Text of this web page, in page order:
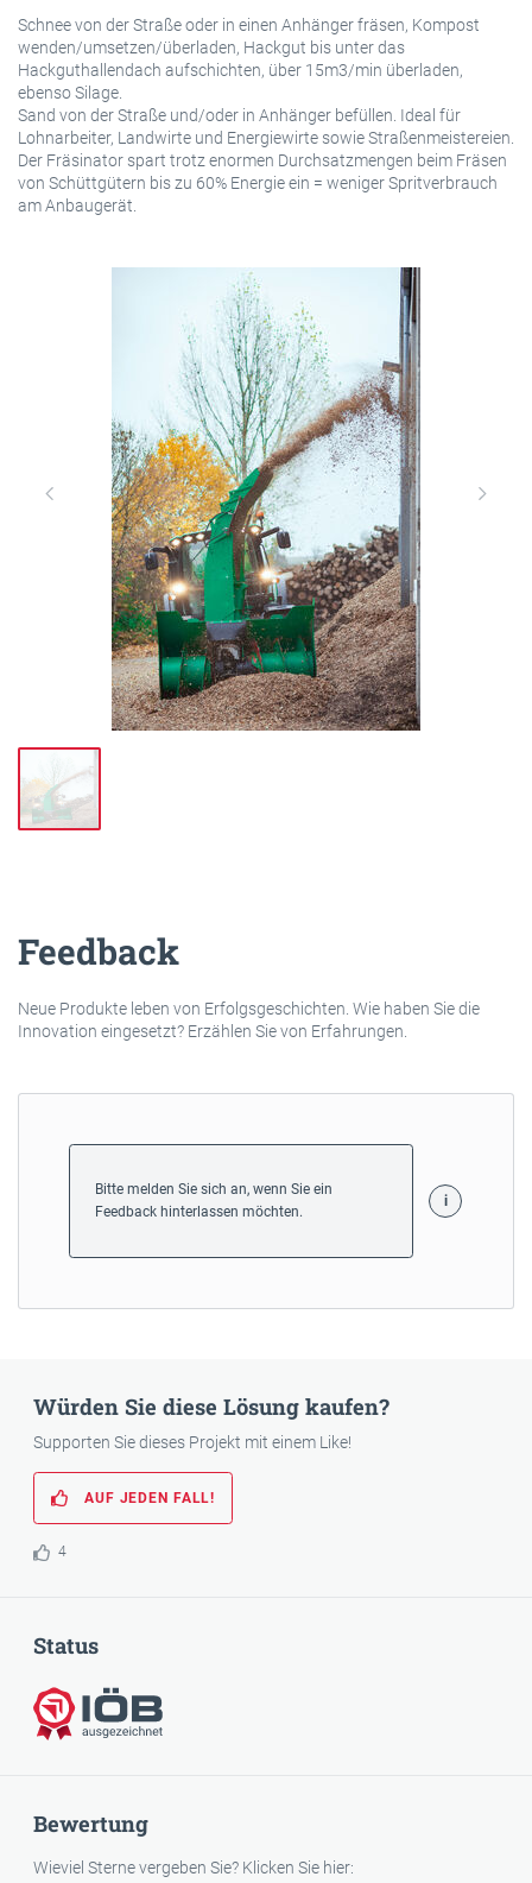
Schnee von der Straße oder in einen Anhänger fräsen, Kompost
wenden/umsetzen/überladen, Hackgut bis unter das
Hackguthallendach aufschichten, über 15m3/min überladen,
ebenso Silage.
Sand von der Straße und/oder in Anhänger befüllen. Ideal für
Lohnarbeiter, Landwirte und Energiewirte sowie Straßenmeistereien.
Der Fräsinator spart trotz enormen Durchsatzmengen beim Fräsen
von Schüttgütern bis zu 60% Energie ein = weniger Spritverbrauch
am Anbaugerät.
Feedback
Neue Produkte leben von Erfolgsgeschichten. Wie haben Sie die
Innovation eingesetzt? Erzählen Sie von Erfahrungen.
Bitte melden Sie sich an, wenn Sie ein
Feedback hinterlassen möchten.
Würden Sie diese Lösung kaufen?
Supporten Sie dieses Projekt mit einem Like!
AUF JEDEN FALL!
4
Status
IÖB-ausgezeichnet
Bewertung
Wieviel Sterne vergeben Sie? Klicken Sie hier: